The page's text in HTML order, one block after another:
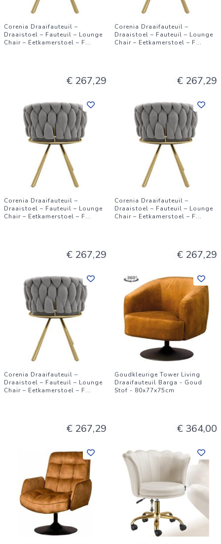
Corenia Draaifauteuil –
Draaistoel – Fauteuil – Lounge
Chair – Eetkamerstoel – F...
€ 267,29
Corenia Draaifauteuil –
Draaistoel – Fauteuil – Lounge
Chair – Eetkamerstoel – F...
€ 267,29
Corenia Draaifauteuil –
Draaistoel – Fauteuil – Lounge
Chair – Eetkamerstoel – F...
€ 267,29
Corenia Draaifauteuil –
Draaistoel – Fauteuil – Lounge
Chair – Eetkamerstoel – F...
€ 267,29
Corenia Draaifauteuil –
Draaistoel – Fauteuil – Lounge
Chair – Eetkamerstoel – F...
€ 267,29
Goudkleurige Tower Living
Draaifauteuil Barga - Goud
Stof - 80x77x75cm
€ 364,00